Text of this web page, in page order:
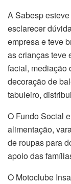
A Sabesp
esclarecer
empresa e teve
as crianças teve
facial, mediação
decoração de
tabuleiro,
O Fundo Social
alimentação,
de roupas para
apoio das
O Motoclube